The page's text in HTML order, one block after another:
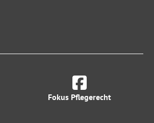
Fokus Pflegerecht